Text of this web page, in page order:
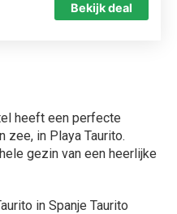
heeft een perfecte
zee, in Playa Taurito.
gezin van een heerlijke
in Spanje Taurito
Bekijk deal